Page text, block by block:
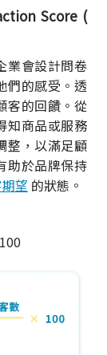
Score (
業會設計問卷
們的感受。透
客的回饋。從
知商品或服務
整，以滿足顧
助於品牌保持
望 的狀態。